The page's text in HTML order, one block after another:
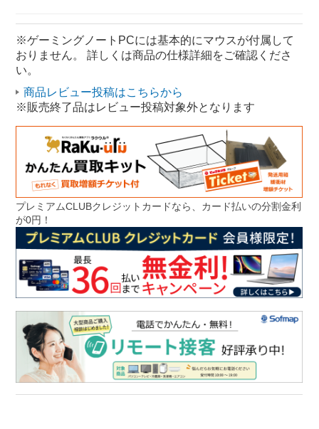
ゲーミングノートPC 15.6型
ゲーミング MSI
※ゲーミングノートPCには基本的にマウスが付属して
おりません。 詳しくは商品の仕様詳細をご確認くださ
い。
商品レビュー投稿はこちらから
※販売終了品はレビュー投稿対象外となります
プレミアムCLUBクレジットカードなら、カード払いの分割金利
が0円！